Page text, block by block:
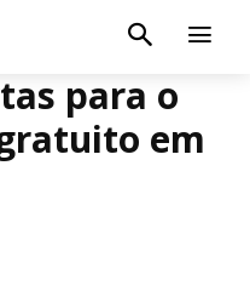
para o
em